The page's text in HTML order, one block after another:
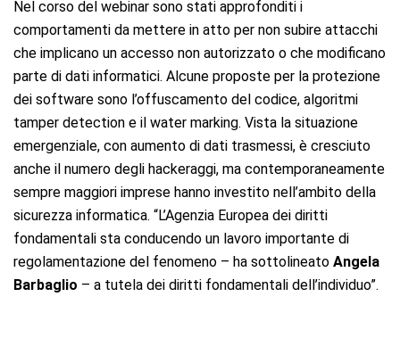
Nel corso del webinar sono stati approfonditi i
comportamenti da mettere in atto per non subire attacchi
che implicano un accesso non autorizzato o che modificano
parte di dati informatici. Alcune proposte per la protezione
dei software sono l’offuscamento del codice, algoritmi
tamper detection e il water marking. Vista la situazione
emergenziale, con aumento di dati trasmessi, è cresciuto
anche il numero degli hackeraggi, ma contemporaneamente
sempre maggiori imprese hanno investito nell’ambito della
sicurezza informatica. “L’Agenzia Europea dei diritti
fondamentali sta conducendo un lavoro importante di
regolamentazione del fenomeno – ha sottolineato Angela
Barbaglio – a tutela dei diritti fondamentali dell’individuo”.